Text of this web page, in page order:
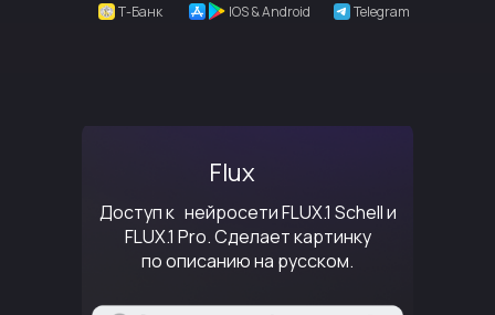
Telegram
IOS & Android
Т-Банк
Flux
Доступ к нейросети FLUX.1 Schell и
FLUX.1 Pro. Сделает картинку
по описанию на русском.